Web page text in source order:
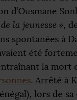
d’Ousmane
la jeunesse »,
spontanées à
été
la mort
. Arrêté à
lors de sa